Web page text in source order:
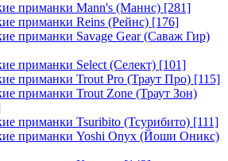
приманки Mann's (Маннс) [281]
приманки Reins (Рейнс) [176]
приманки Savage Gear (Саваж Гир)
приманки Select (Селект) [101]
приманки Trout Pro (Траут Про) [115]
приманки Trout Zone (Траут Зон)
приманки Tsuribito (Тсурибито) [111]
приманки Yoshi Onyx (Йоши Оникс)